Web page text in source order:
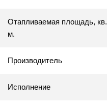
Отапливаемая площадь, кв.
м.
Производитель
Исполнение